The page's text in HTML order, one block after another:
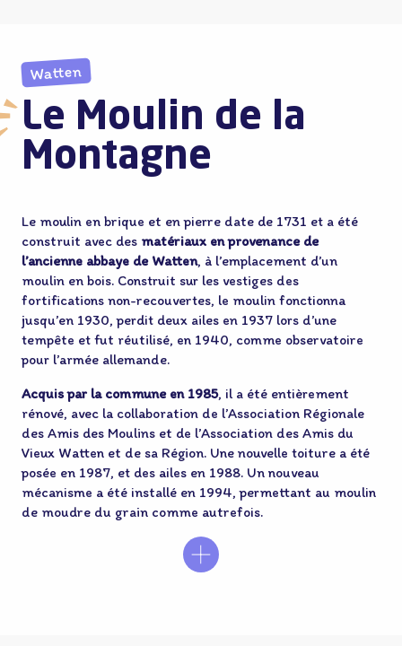
Watten
Le Moulin de la
Montagne
Le moulin en brique et en pierre date de 1731 et a été
construit avec des matériaux en provenance de
l’ancienne abbaye de Watten, à l’emplacement d’un
moulin en bois. Construit sur les vestiges des
fortifications non-recouvertes, le moulin fonctionna
jusqu’en 1930, perdit deux ailes en 1937 lors d’une
tempête et fut réutilisé, en 1940, comme observatoire
pour l’armée allemande.
Acquis par la commune en 1985, il a été entièrement
rénové, avec la collaboration de l’Association Régionale
des Amis des Moulins et de l’Association des Amis du
Vieux Watten et de sa Région. Une nouvelle toiture a été
posée en 1987, et des ailes en 1988. Un nouveau
mécanisme a été installé en 1994, permettant au moulin
de moudre du grain comme autrefois.